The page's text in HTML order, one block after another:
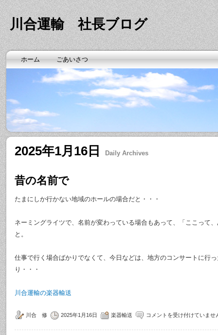
川合運輸 社長ブログ
ホーム ごあいさつ
2025年1月16日 Daily Archives
昔の名前で
たまにしか行かない地域のホールの場合だと・・・
ネーミングライツで、名前が変わっている場合もあって、「ここって
と。
仕事で行く場合ばかりでなくて、今日などは、地方のコンサートに行
り・・・
川合運輸の楽器輸送
川合 修 2025年1月16日 楽器輸送 コメントを受け付けていませ